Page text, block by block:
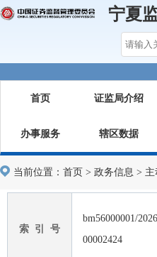
宁夏
首页 证监局介绍
办事服务 辖区数据
当前位置： 首页 > 政务信息 >
索 引 号
bm56000001/
00002424